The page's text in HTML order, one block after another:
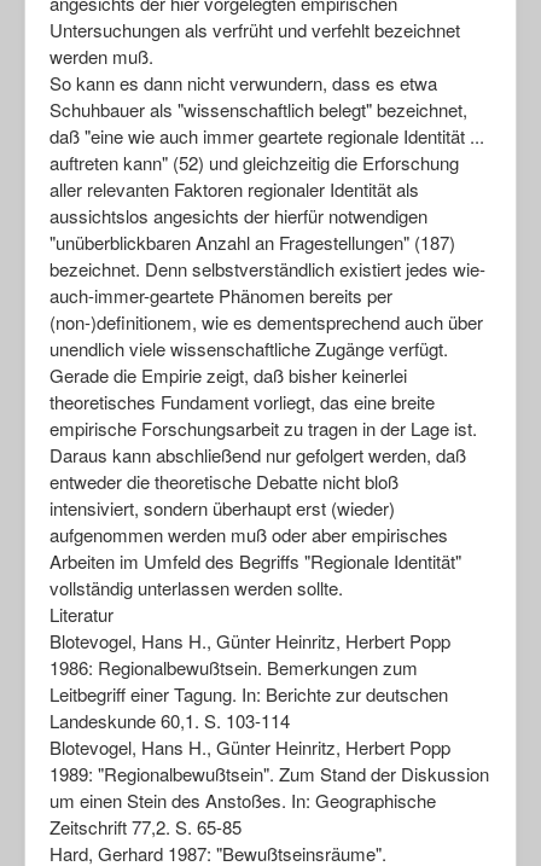
Untersuchungen als verfrüht und verfehlt bezeichnet
werden muß.
So kann es dann nicht verwundern, dass es etwa
Schuhbauer als "wissenschaftlich belegt" bezeichnet,
daß "eine wie auch immer geartete regionale Identität ...
auftreten kann" (52) und gleichzeitig die Erforschung
aller relevanten Faktoren regionaler Identität als
aussichtslos angesichts der hierfür notwendigen
"unüberblickbaren Anzahl an Fragestellungen" (187)
bezeichnet. Denn selbstverständlich existiert jedes wie-
auch-immer-geartete Phänomen bereits per
(non-)definitionem, wie es dementsprechend auch über
unendlich viele wissenschaftliche Zugänge verfügt.
Gerade die Empirie zeigt, daß bisher keinerlei
theoretisches Fundament vorliegt, das eine breite
empirische Forschungsarbeit zu tragen in der Lage ist.
Daraus kann abschließend nur gefolgert werden, daß
entweder die theoretische Debatte nicht bloß
intensiviert, sondern überhaupt erst (wieder)
aufgenommen werden muß oder aber empirisches
Arbeiten im Umfeld des Begriffs "Regionale Identität"
vollständig unterlassen werden sollte.
Literatur
Blotevogel, Hans H., Günter Heinritz, Herbert Popp
1986: Regionalbewußtsein. Bemerkungen zum
Leitbegriff einer Tagung. In: Berichte zur deutschen
Landeskunde 60,1. S. 103-114
Blotevogel, Hans H., Günter Heinritz, Herbert Popp
1989: "Regionalbewußtsein". Zum Stand der Diskussion
um einen Stein des Anstoßes. In: Geographische
Zeitschrift 77,2. S. 65-85
Hard, Gerhard 1987: "Bewußtseinsräume".